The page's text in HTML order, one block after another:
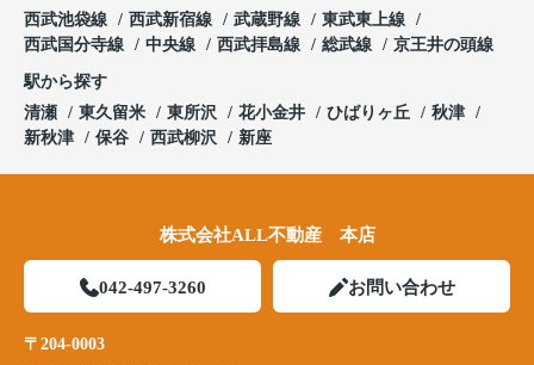
西武池袋線
西武新宿線 武蔵野線
東武東上線
西武国分寺線
中央線 西武拝島線 総武線 京王井の頭線
駅から探す
清瀬
東久留米 東所沢 花小金井 ひばりヶ丘
秋津
新秋津
保谷 西武柳沢 新座
株式会社ALL不動産 本店
042-497-3260 お問い合わせ
〒204-0003